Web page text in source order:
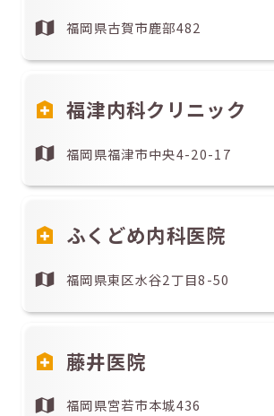
福岡県古賀市鹿部482
福津内科クリニック
福岡県福津市中央4-20-17
ふくどめ内科医院
福岡県東区水谷2丁目8-50
藤井医院
福岡県宮若市本城436